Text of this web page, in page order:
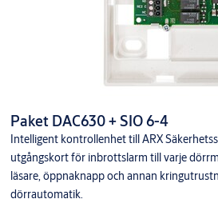
Paket DAC630 + SIO 6-4
Intelligent kontrollenhet till ARX
utgångskort för inbrottslarm till varje
läsare, öppnaknapp och annan
dörrautomatik.